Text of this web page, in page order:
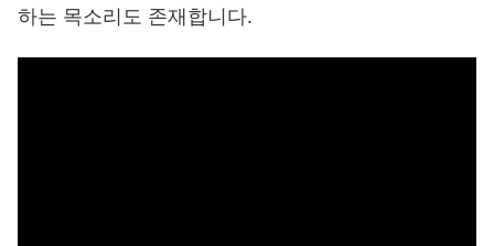
하는 목소리도 존재합니다.